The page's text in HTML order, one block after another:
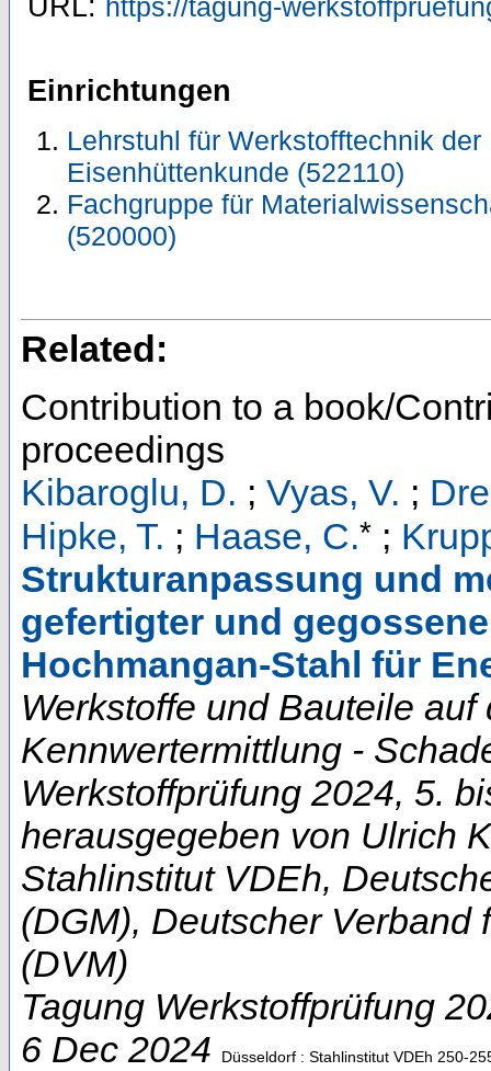
URL: https://tagung-
Einrichtungen
Lehrstuhl für Werkstofftechnik
Eisenhüttenkunde (522110)
Fachgruppe für
(520000)
Related:
Contribution to a book/
proceedings
Kibaroglu, D. ; Vyas, V. ;
Hipke, T. ; Haase, C.* ;
Strukturanpassung und
gefertigter und
Hochmangan-Stahl für
Werkstoffe und Bauteile
Kennwertermittlung -
Werkstoffprüfung 2024, 5.
herausgegeben von Ulrich
Stahlinstitut VDEh,
(DGM), Deutscher Verband
(DVM)
Tagung Werkstoffprüfung
6 Dec 2024
Düsseldorf : Stahlinstitut VDEh 250-